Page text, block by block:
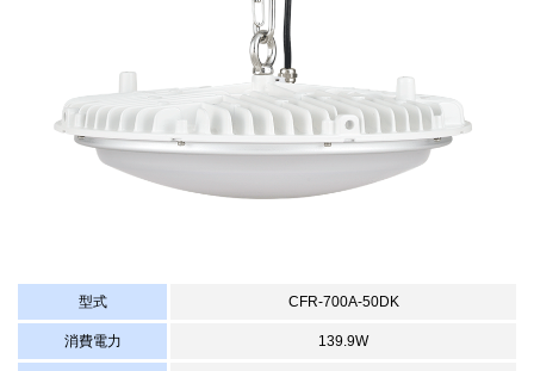
型式 CFR-700A-50DK
消費電力 139.9W